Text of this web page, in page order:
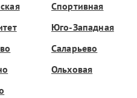
Спортивная
Юго-Западная
Саларьево
Ольховая